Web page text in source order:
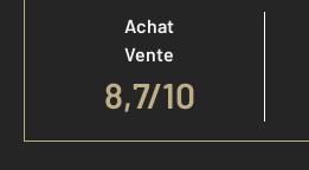
Achat
Vente
8,7/10